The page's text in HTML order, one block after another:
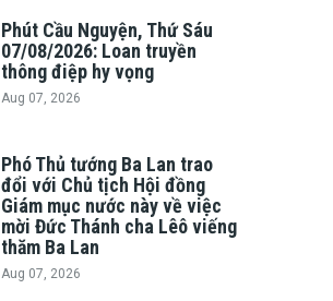
Phút Cầu Nguyện, Thứ Sáu
07/08/2026: Loan truyền
thông điệp hy vọng
Aug 07, 2026
Phó Thủ tướng Ba Lan trao
đổi với Chủ tịch Hội đồng
Giám mục nước này về việc
mời Đức Thánh cha Lêô viếng
thăm Ba Lan
Aug 07, 2026